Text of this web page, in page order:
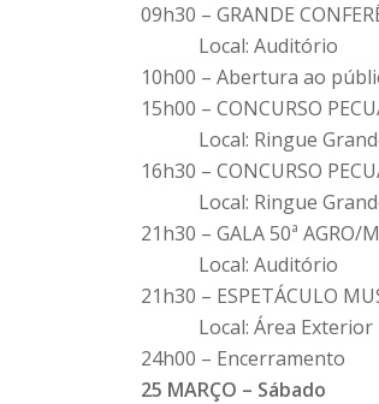
09h30 – GRANDE
Local: Auditório
10h00 – Abertura ao
15h00 – CONCURSO
Local: Ringue
16h30 – CONCURSO
Local: Ringue
21h30 – GALA 50ª AGRO/
Local: Auditório
21h30 – ESPETÁCULO
Local: Área Exterior
24h00 – Encerramento
25 MARÇO – Sábado